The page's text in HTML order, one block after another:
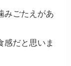
みごたえがあ
感だと思いま